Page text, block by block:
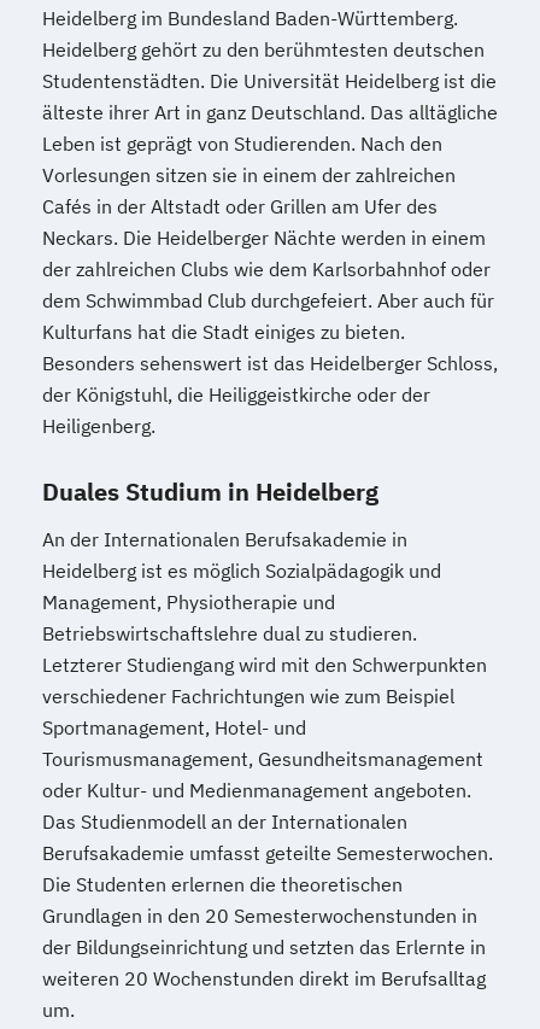
Heidelberg im Bundesland Baden-Württemberg.
Heidelberg gehört zu den berühmtesten deutschen
Studentenstädten. Die Universität Heidelberg ist die
älteste ihrer Art in ganz Deutschland. Das alltägliche
Leben ist geprägt von Studierenden. Nach den
Vorlesungen sitzen sie in einem der zahlreichen
Cafés in der Altstadt oder Grillen am Ufer des
Neckars. Die Heidelberger Nächte werden in einem
der zahlreichen Clubs wie dem Karlsorbahnhof oder
dem Schwimmbad Club durchgefeiert. Aber auch für
Kulturfans hat die Stadt einiges zu bieten.
Besonders sehenswert ist das Heidelberger Schloss,
der Königstuhl, die Heiliggeistkirche oder der
Heiligenberg.
Duales Studium in Heidelberg
An der Internationalen Berufsakademie in
Heidelberg ist es möglich Sozialpädagogik und
Management, Physiotherapie und
Betriebswirtschaftslehre dual zu studieren.
Letzterer Studiengang wird mit den Schwerpunkten
verschiedener Fachrichtungen wie zum Beispiel
Sportmanagement, Hotel- und
Tourismusmanagement, Gesundheitsmanagement
oder Kultur- und Medienmanagement angeboten.
Das Studienmodell an der Internationalen
Berufsakademie umfasst geteilte Semesterwochen.
Die Studenten erlernen die theoretischen
Grundlagen in den 20 Semesterwochenstunden in
der Bildungseinrichtung und setzten das Erlernte in
weiteren 20 Wochenstunden direkt im Berufsalltag
um.